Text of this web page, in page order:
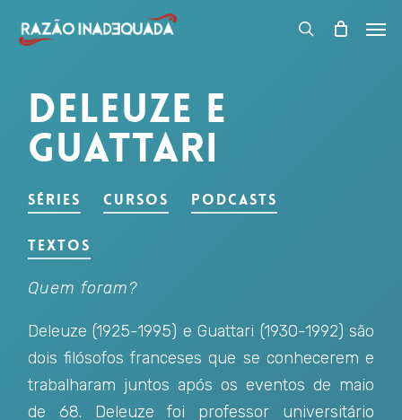
content
searchClose
Deleuze e
Guattari
Séries Cursos Podcasts
Textos
Quem foram?
Deleuze (1925-1995) e Guattari (1930-1992) são
dois filósofos franceses que se conhecerem e
trabalharam juntos após os eventos de maio
de 68. Deleuze foi professor universitário